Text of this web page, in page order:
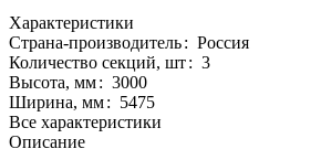
Характеристики
Страна-производитель: Россия
Количество секций, шт: 3
Высота, мм: 3000
Ширина, мм: 5475
Все характеристики
Описание